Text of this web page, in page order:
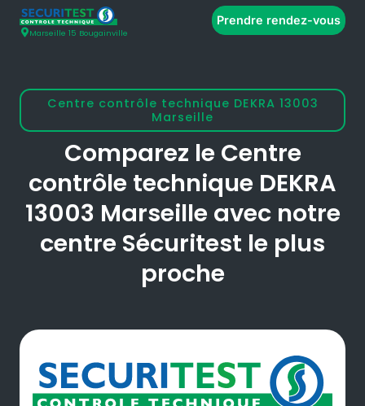
Marseille 15 Bougainville
Prendre rendez-vous
Centre contrôle technique DEKRA 13003
Marseille
Comparez le Centre
contrôle technique DEKRA
13003 Marseille avec notre
centre Sécuritest le plus
proche